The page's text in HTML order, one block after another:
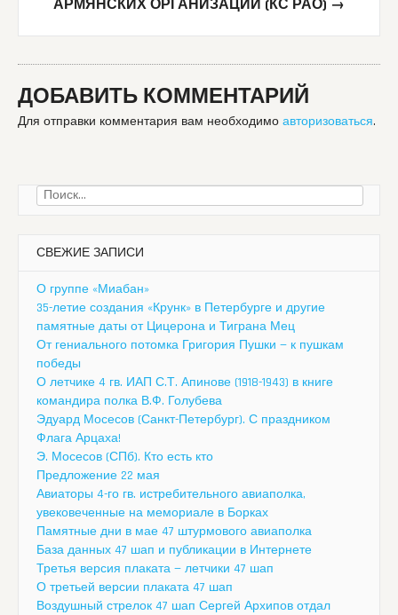
АРМЯНСКИХ ОРГАНИЗАЦИЙ (КС РАО) →
ДОБАВИТЬ КОММЕНТАРИЙ
Для отправки комментария вам необходимо авторизоваться.
Найти:
СВЕЖИЕ ЗАПИСИ
О группе «Миабан»
35-летие создания «Крунк» в Петербурге и другие
памятные даты от Цицерона и Тиграна Мец
От гениального потомка Григория Пушки — к пушкам
победы
О летчике 4 гв. ИАП С.Т. Апинове (1918-1943) в книге
командира полка В.Ф. Голубева
Эдуард Мосесов (Санкт-Петербург). С праздником
Флага Арцаха!
Э. Мосесов (СПб). Кто есть кто
Предложение 22 мая
Авиаторы 4-го гв. истребительного авиаполка,
увековеченные на мемориале в Борках
Памятные дни в мае 47 штурмового авиаполка
База данных 47 шап и публикации в Интернете
Третья версия плаката — летчики 47 шап
О третьей версии плаката 47 шап
Воздушный стрелок 47 шап Сергей Архипов отдал